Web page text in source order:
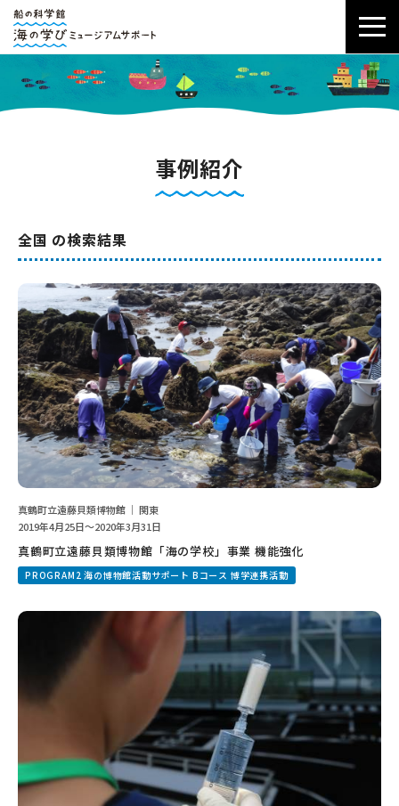
事例紹介
全国 の検索結果
真鶴町立遠藤貝類博物館 ｜ 関東
2019年4月25日～2020年3月31日
真鶴町立遠藤貝類博物館「海の学校」事業 機能強化
PROGRAM2 海の博物館活動サポート Bコース 博学連携活動